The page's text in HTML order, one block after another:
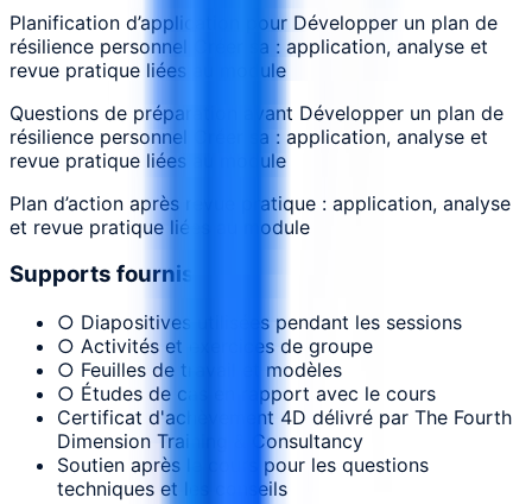
Planification d’application pour Développer un plan de
résilience personnel Créer sa : application, analyse et
revue pratique liées au module
Questions de préparation avant Développer un plan de
résilience personnel Créer sa : application, analyse et
revue pratique liées au module
Plan d’action après revue pratique : application, analyse
et revue pratique liées au module
Supports fournis
○ Diapositives utilisées pendant les sessions
○ Activités et exercices de groupe
○ Feuilles de travail et modèles
○ Études de cas en rapport avec le cours
Certificat d'achèvement 4D délivré par The Fourth
Dimension Training & Consultancy
Soutien après le cours pour les questions
techniques et les conseils